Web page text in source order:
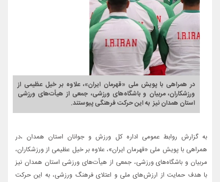
در همراهی با پویش ملی «قهرمان ایران»، علاوه بر خیل عظیمی از
ورزشکاران، مربیان و باشگاه‌های ورزشی، جمعی از هیأت‌های ورزشی
استان همدان نیز به این حرکت فرهنگی پیوستند.
به گزارش روابط عمومی اداره کل ورزش و جوانان استان همدان ،در
همراهی با پویش ملی «قهرمان ایران»، علاوه بر خیل عظیمی از ورزشکاران،
مربیان و باشگاه‌های ورزشی، جمعی از هیأت‌های ورزشی استان همدان نیز
با هدف حمایت از ارزش‌های ملی و اعتلای فرهنگ ورزشی، به این حرکت